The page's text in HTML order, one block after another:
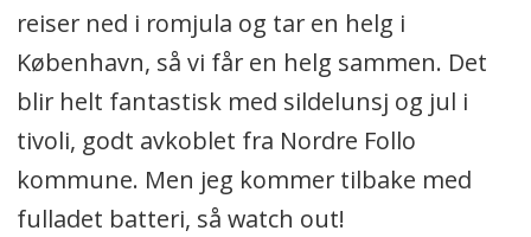
reiser ned i romjula og tar en helg i
København, så vi får en helg sammen. Det
blir helt fantastisk med sildelunsj og jul i
tivoli, godt avkoblet fra Nordre Follo
kommune. Men jeg kommer tilbake med
fulladet batteri, så watch out!